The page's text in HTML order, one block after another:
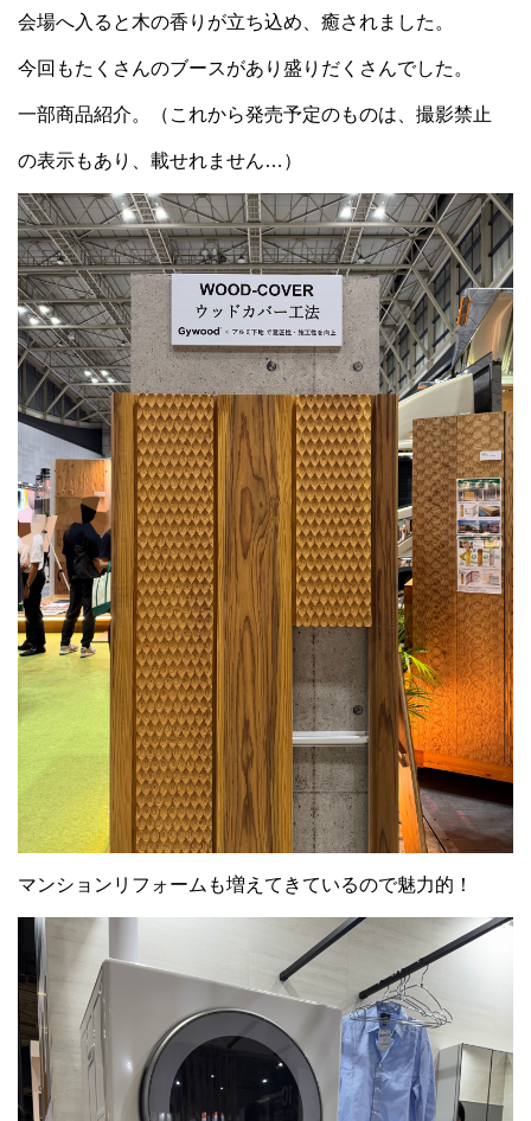
会場へ入ると木の香りが立ち込め、癒されました。
今回もたくさんのブースがあり盛りだくさんでした。
一部商品紹介。（これから発売予定のものは、撮影禁止
の表示もあり、載せれません…）
マンションリフォームも増えてきているので魅力的！